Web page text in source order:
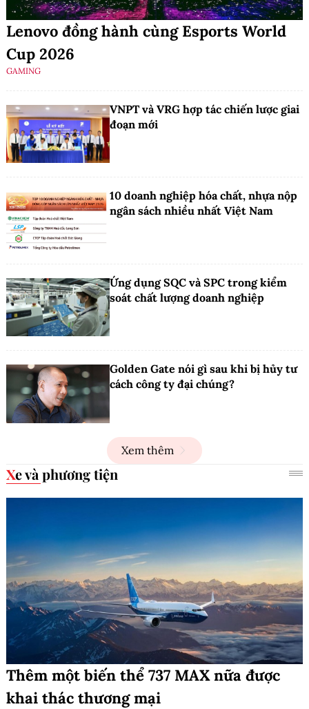
Lenovo đồng hành cùng Esports World
Cup 2026
GAMING
VNPT và VRG hợp tác chiến lược giai
đoạn mới
10 doanh nghiệp hóa chất, nhựa nộp
ngân sách nhiều nhất Việt Nam
Ứng dụng SQC và SPC trong kiểm
soát chất lượng doanh nghiệp
Golden Gate nói gì sau khi bị hủy tư
cách công ty đại chúng?
Xem thêm
Xe và phương tiện
Thêm một biến thể 737 MAX nữa được
khai thác thương mại